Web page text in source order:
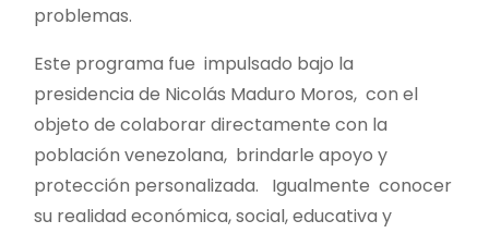
problemas.
Este programa fue impulsado bajo la
presidencia de Nicolás Maduro Moros, con el
objeto de colaborar directamente con la
población venezolana, brindarle apoyo y
protección personalizada. Igualmente conocer
su realidad económica, social, educativa y